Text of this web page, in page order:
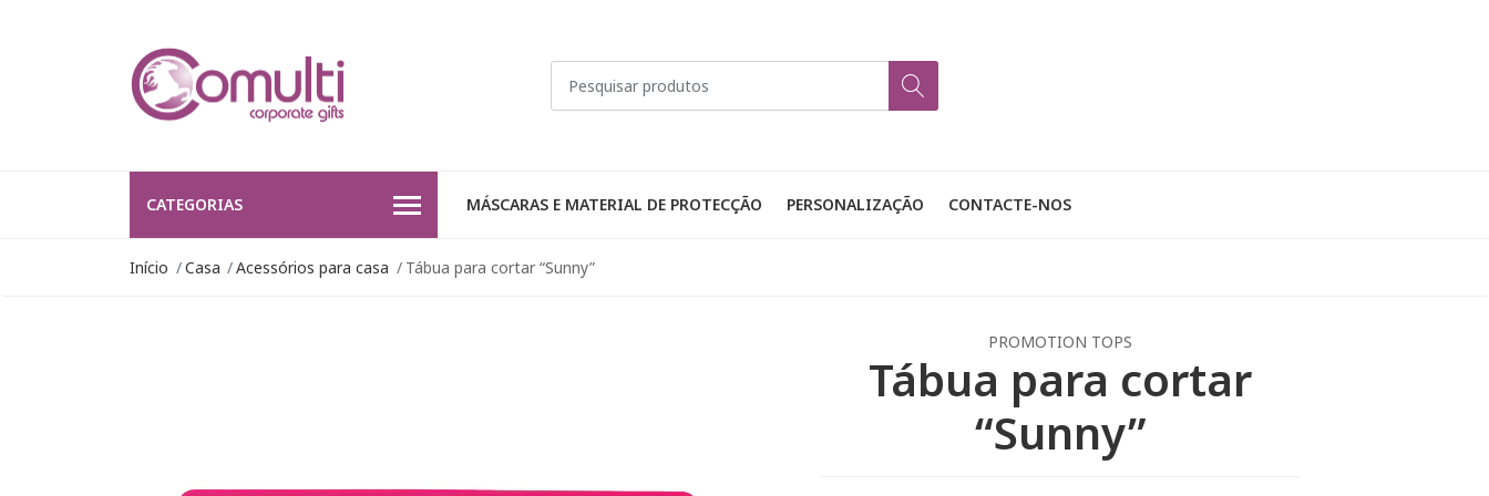
CATEGORIAS MÁSCARAS E MATERIAL DE PROTECÇÃO PERSONALIZAÇÃO CONTACTE-NOS
Início Casa Acessórios para casa Tábua para cortar “Sunny”
PROMOTION TOPS
Tábua para cortar
“Sunny”